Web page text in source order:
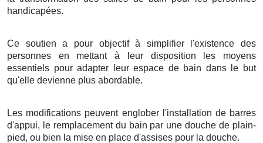
handicapées.
Ce soutien a pour objectif à simplifier l'existence des
personnes en mettant à leur disposition les moyens
essentiels pour adapter leur espace de bain dans le but
qu'elle devienne plus abordable.
Les modifications peuvent englober l'installation de barres
d'appui, le remplacement du bain par une douche de plain-
pied, ou bien la mise en place d'assises pour la douche.